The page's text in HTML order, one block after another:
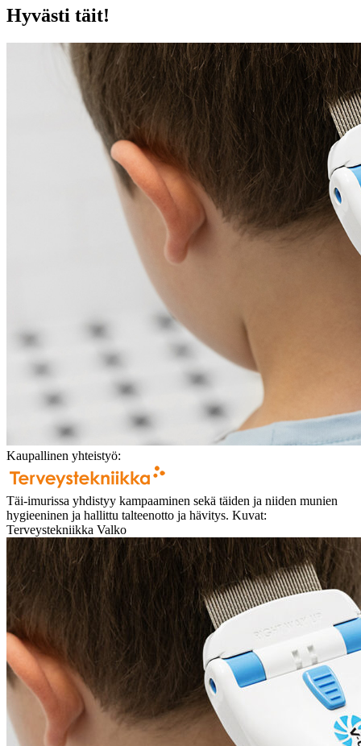
Hyvästi täit!
Kaupallinen yhteistyö:
Täi-imurissa yhdistyy kampaaminen sekä täiden ja niiden munien
hygieeninen ja hallittu talteenotto ja hävitys. Kuvat:
Terveystekniikka Valko